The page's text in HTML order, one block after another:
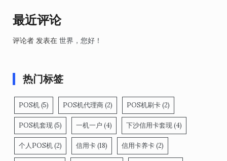
最近评论
评论者 发表在 世界，您好！
热门标签
POS机(5) POS机代理商(2) POS机刷卡(2)
POS机套现(5) 一机一户 (4) 下沙信用卡套现(4)
个人POS机(2) 信用卡(18) 信用卡养卡(2)